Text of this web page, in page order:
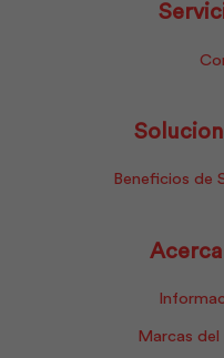
Beneficios de
Marcas